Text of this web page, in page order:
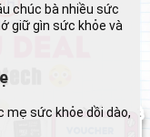
chúc bà nhiều sức
giữ gìn sức khỏe và
mẹ sức khỏe dồi dào,